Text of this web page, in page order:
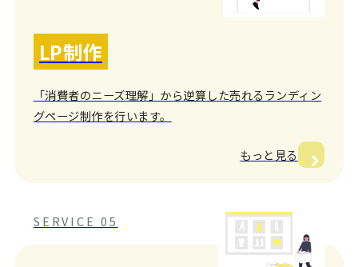
LP制作
「消費者のニーズ理解」から逆算した売れるランディン
グページ制作を行います。
もっと見る
SERVICE 05